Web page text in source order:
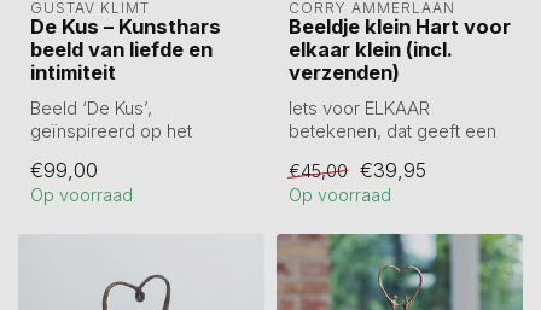
GUSTAV KLIMT
De Kus – Kunsthars
beeld van liefde en
intimiteit
Beeld ‘De Kus’,
geïnspireerd op het
Gustav Klimt, van kunsthar...
€99,00
Op voorraad
CORRY AMMERLAAN
Beeldje klein Hart voor
elkaar klein (incl.
verzenden)
Iets voor ELKAAR
betekenen, dat geeft een
cm hoog.
...
€45,00 €39,95
Op voorraad